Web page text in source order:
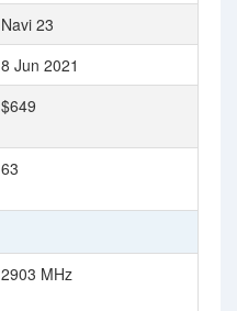
Navi 23
8 Jun 2021
$649
63
2903 MHz